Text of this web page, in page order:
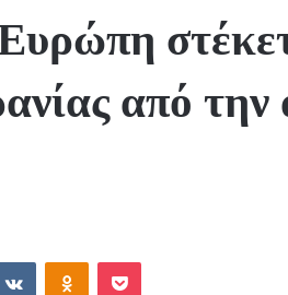
από την
VKontakteOdnoklassniki
Pocket